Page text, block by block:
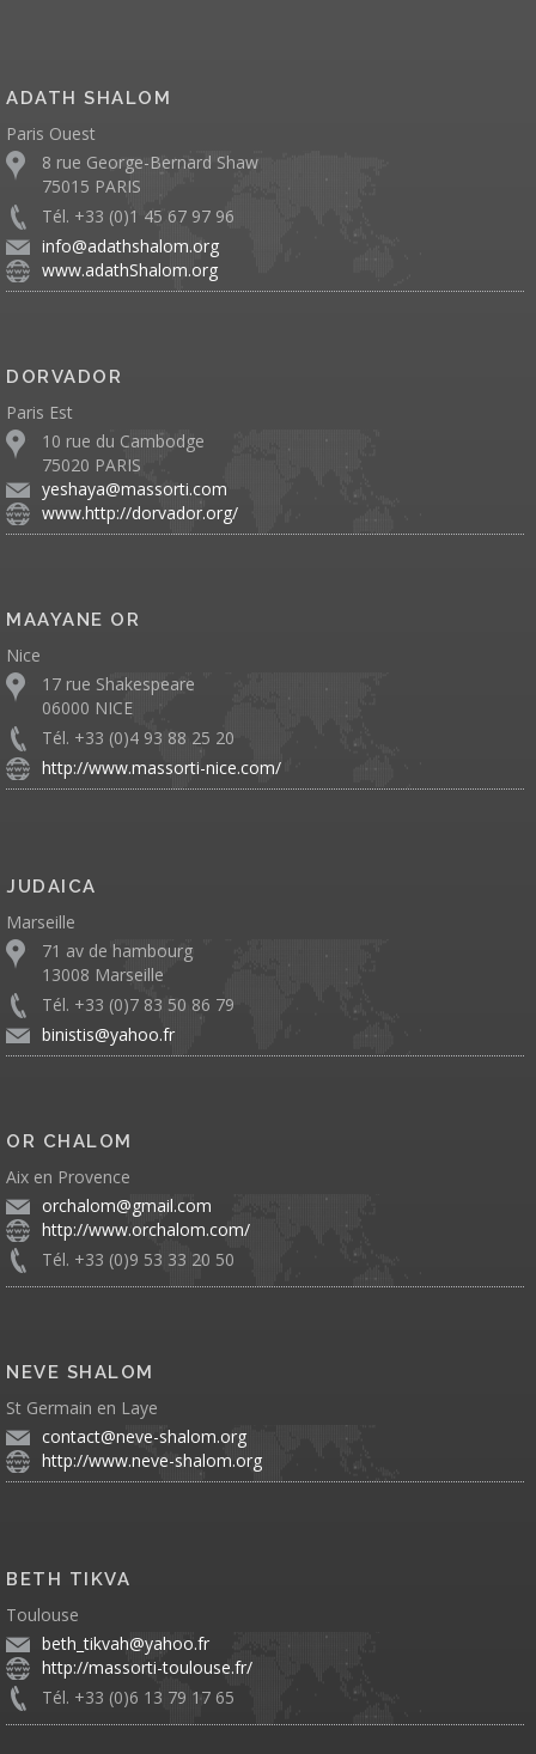
ADATH SHALOM
Paris Ouest
8 rue George-Bernard Shaw
75015 PARIS
Tél. +33 (0)1 45 67 97 96
info@adathshalom.org
www.adathShalom.org
DORVADOR
Paris Est
10 rue du Cambodge
75020 PARIS
yeshaya@massorti.com
www.http://dorvador.org/
MAAYANE OR
Nice
17 rue Shakespeare
06000 NICE
Tél. +33 (0)4 93 88 25 20
http://www.massorti-nice.com/
JUDAICA
Marseille
71 av de hambourg
13008 Marseille
Tél. +33 (0)7 83 50 86 79
binistis@yahoo.fr
OR CHALOM
Aix en Provence
orchalom@gmail.com
http://www.orchalom.com/
Tél. +33 (0)9 53 33 20 50
NEVE SHALOM
St Germain en Laye
contact@neve-shalom.org
http://www.neve-shalom.org
BETH TIKVA
Toulouse
beth_tikvah@yahoo.fr
http://massorti-toulouse.fr/
Tél. +33 (0)6 13 79 17 65